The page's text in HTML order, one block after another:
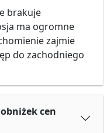
brakuje
ma ogromne
zajmie
do zachodniego
cen